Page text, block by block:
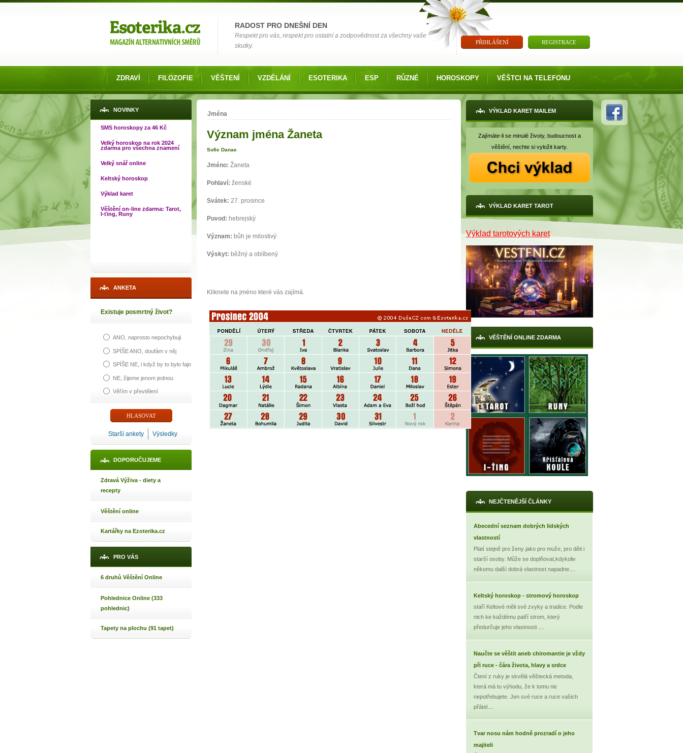
RADOST PRO DNEŠNÍ DEN
Respekt pro vás, respekt pro ostatní a zodpovědnost za všechny vaše
skutky.
PŘIHLÁŠENÍ REGISTRACE
ZDRAVÍ FILOZOFIE VĚŠTENÍ VZDĚLÁNÍ ESOTERIKA ESP RŮZNÉ HOROSKOPY VĚŠTCI NA TELEFONU
NOVINKY
SMS horoskopy za 46 Kč
Velký horoskop na rok 2024
zdarma pro všechna znamení
Velký snář online
Keltský horoskop
Výklad karet
Věštění on-line zdarma: Tarot,
I-ťing, Runy
ANKETA
Existuje posmrtný život?
ANO, naprosto nepochybuji
SPÍŠE ANO, doufám v něj
SPÍŠE NE, i když by to bylo fajn
NE, žijeme jenom jednou
Věřím v převtělení
Starší ankety Výsledky
DOPORUČUJEME
Zdravá Výživa - diety a
recepty
Věštění online
Kartářky na Ezoterika.cz
PRO VÁS
6 druhů Věštění Online
Pohlednice Online (333
pohlednic)
Tapety na plochu (91 tapet)
Jste zde
Jména
Význam jména Žaneta
Sofie Danae
Jméno: Žaneta
Pohlaví: ženské
Svátek: 27. prosince
Puvod: hebrejský
Význam: bůh je milostivý
Výskyt: běžný a oblíbený
Kliknete na jméno které vás zajímá.
VÝKLAD KARET MAILEM
Zajímáte-li se minulé životy, budoucnost a
věštění, nechte si vyložit karty.
VÝKLAD KARET TAROT
Výklad tarotových karet
VĚŠTĚNÍ ONLINE ZDARMA
NEJČTENĚJŠÍ ČLÁNKY
Abecední seznam dobrých lidských
vlastností
Platí stejně pro ženy jako pro muže, pro děti i
starší osoby. Může se doplňovat,kdykoliv
někomu další dobrá vlastnost napadne....
Keltský horoskop - stromový horoskop
staří Keltové měli své zvyky a tradice. Podle
nich ke každému patří strom, který
předurčuje jeho vlastnosti ....
Naučte se věštit aneb chiromantie je vždy
při ruce - čára života, hlavy a srdce
Čtení z ruky je skvělá věštecká metoda,
která má tu výhodu, že k tomu nic
nepotřebujete. Jen své ruce a ruce vašich
přátel....
Tvar nosu nám hodně prozradí o jeho
majiteli